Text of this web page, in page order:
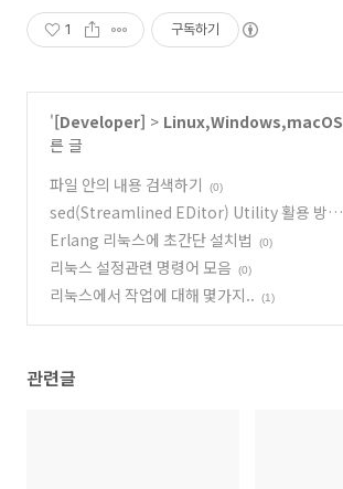
1 구독하기
'[Developer] > Linux,Windows,macOS
른 글
파일 안의 내용 검색하기
(0)
sed(Streamlined EDitor) Utility 활용 방법
(0)
Erlang 리눅스에 초간단 설치법 (0)
리눅스 설정관련 명령어 모음 (0)
리눅스에서 작업에 대해 몇가지.. (1)
관련글